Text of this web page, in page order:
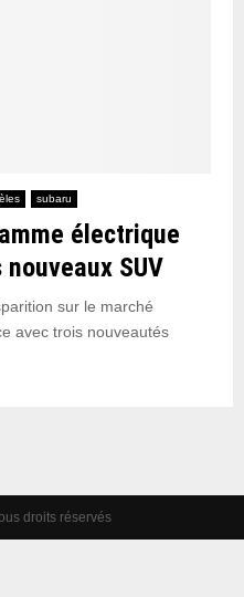
subaru
électrique
SUV
sur le marché
avec trois nouveautés
droits réservés